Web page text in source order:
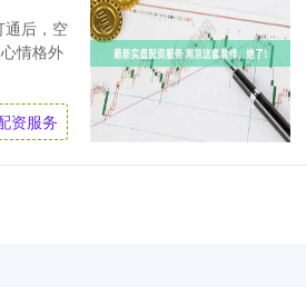
通后，空
情格外
资服务